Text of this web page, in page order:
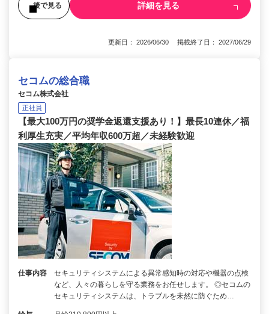
後で見る 詳細を見る
更新日： 2026/06/30 掲載終了日： 2027/06/29
セコムの総合職
セコム株式会社
正社員
【最大100万円の奨学金返還支援あり！】最長10連休／福
利厚生充実／平均年収600万超／未経験歓迎
仕事内容
セキュリティシステムによる異常感知時の対応や機器の点検
など、人々の暮らしを守る業務をお任せします。 ◎セコムの
セキュリティシステムは、トラブルを未然に防ぐため…